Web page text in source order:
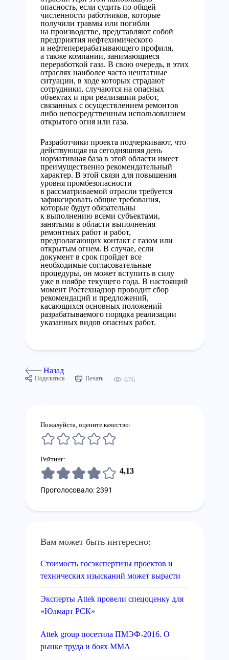
опасность, если судить по общей
численности работников, которые
получили травмы или погибли
на производстве, представляют собой
предприятия нефтехимического
и нефтеперерабатывающего профиля,
а также компании, занимающиеся
переработкой газа. В свою очередь, в этих
отраслях наиболее часто нештатные
ситуации, в ходе которых страдают
сотрудники, случаются на опасных
объектах и при реализации работ,
связанных с осуществлением ремонтов
либо непосредственным использованием
открытого огня или газа.
Разработчики проекта подчеркивают, что
действующая на сегодняшняя день
нормативная база в этой области имеет
преимущественно рекомендательный
характер. В этой связи для повышения
уровня промбезопасности
в рассматриваемой отрасли требуется
зафиксировать общие требования,
которые будут обязательны
к выполнению всеми субъектами,
занятыми в области выполнения
ремонтных работ и работ,
предполагающих контакт с газом или
открытым огнем. В случае, если
документ в срок пройдет все
необходимые согласовательные
процедуры, он может вступить в силу
уже в ноябре текущего года. В настоящий
момент Ростехнадзор проводит сбор
рекомендаций и предложений,
касающихся основных положений
разрабатываемого порядка реализации
указанных видов опасных работ.
Назад
Поделиться Печать 676
Пожалуйста, оцените качество:
Рейтинг:
4,13
Проголосовало: 2391
Вам может быть интересно:
Стоимость госэкспертизы проектов и
технических изысканий может вырасти
Эксперты Attek провели спецоценку для
«Юлмарт РСК»
Attek group посетила ПМЭФ-2016. О
рынке труда и боях ММА